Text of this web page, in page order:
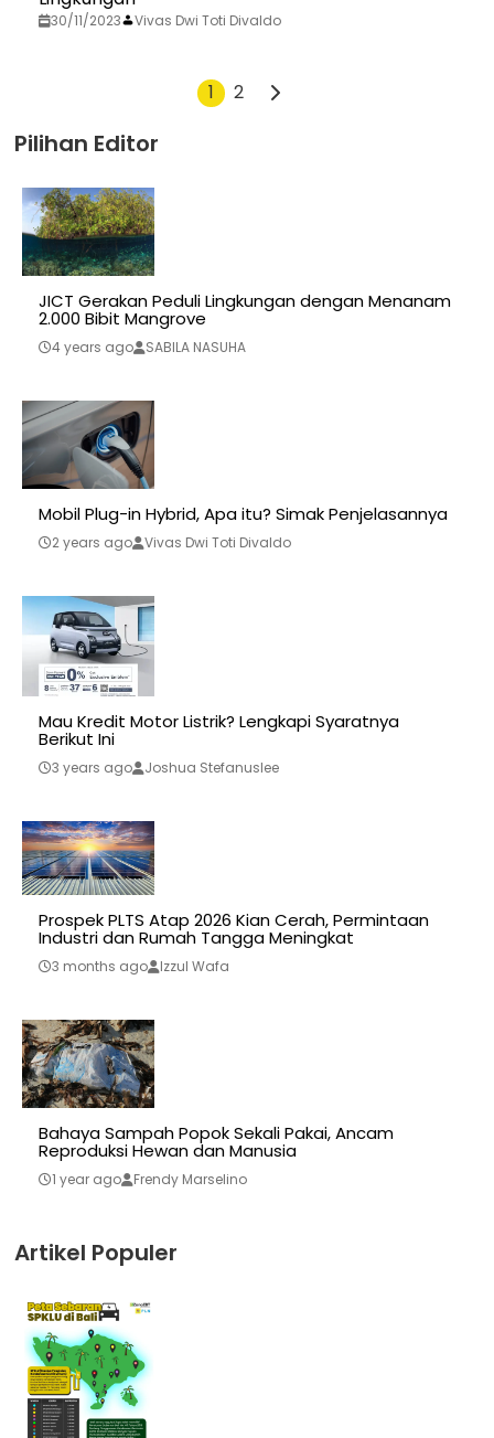
30/11/2023 Vivas Dwi Toti Divaldo
1 2
Pilihan Editor
JICT Gerakan Peduli Lingkungan dengan Menanam
2.000 Bibit Mangrove
4 years ago SABILA NASUHA
Mobil Plug-in Hybrid, Apa itu? Simak Penjelasannya
2 years ago Vivas Dwi Toti Divaldo
Mau Kredit Motor Listrik? Lengkapi Syaratnya
Berikut Ini
3 years ago Joshua Stefanuslee
Prospek PLTS Atap 2026 Kian Cerah, Permintaan
Industri dan Rumah Tangga Meningkat
3 months ago Izzul Wafa
Bahaya Sampah Popok Sekali Pakai, Ancam
Reproduksi Hewan dan Manusia
1 year ago Frendy Marselino
Artikel Populer